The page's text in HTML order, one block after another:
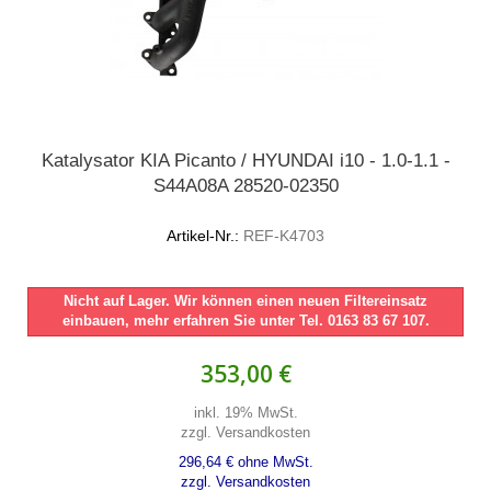
Katalysator KIA Picanto / HYUNDAI i10 - 1.0-1.1 -
S44A08A 28520-02350
Artikel-Nr.: REF-K4703
Nicht auf Lager. Wir können einen neuen Filtereinsatz
einbauen, mehr erfahren Sie unter Tel. 0163 83 67 107.
353,00 €
inkl. 19% MwSt.
zzgl. Versandkosten
296,64 € ohne MwSt.
zzgl. Versandkosten